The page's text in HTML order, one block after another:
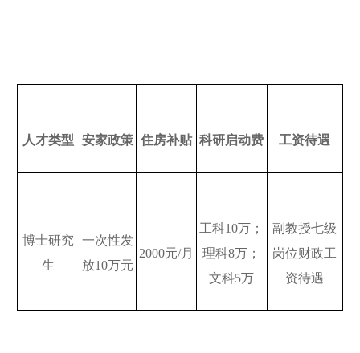
人才类型 安家政策 住房补贴 科研启动费 工资待遇
博士研究
生
一次性发
放10万元
2000元/月
工科10万；
理科8万；
文科5万
副教授七级
岗位财政工
资待遇